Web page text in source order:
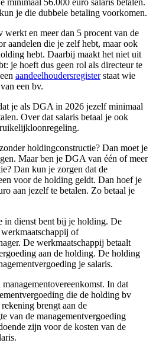
minimaal 56.000 euro salaris betalen.
je die dubbele betaling voorkomen.
werkt en meer dan 5 procent van de
aandelen die je zelf hebt, maar ook
hebt. Daarbij maakt het niet uit
je hoeft dus geen rol als directeur te
aandeelhoudersregisterstaat wie
een bv.
je als DGA in 2026 jezelf minimaal
Over dat salaris betaal je ook
holdingconstructie? Dan moet je
Maar ben je DGA van één of meer
Dan kun je zorgen dat de
voor de holding geldt. Dan hoef je
aan jezelf te betalen. Zo betaal je
in dienst bent bij je holding. De
of
De werkmaatschappij betaalt
aan de holding. De holding
je salaris.
In dat
die de holding bv
brengt aan de
van de managementvergoeding
zijn voor de kosten van de